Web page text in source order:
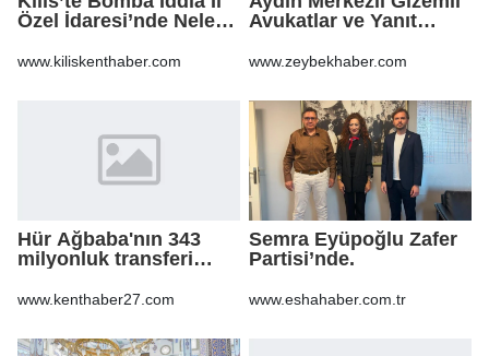
Özel İdaresi’nde Neler
www.kiliskenthaber.com
Avukatlar ve Yanıt
www.zeybekhaber.com
Hür Ağbaba'nın 343
milyonluk transferi
Ağbaba'ya milyonlar
www.kenthaber27.com
Semra Eyüpoğlu Zafer
Partisi’nde.
www.eshahaber.com.tr